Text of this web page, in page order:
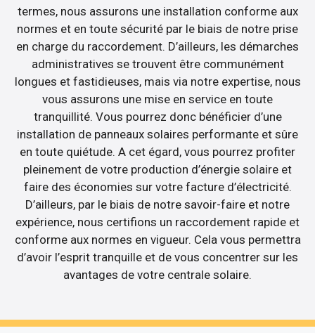
termes, nous assurons une installation conforme aux
normes et en toute sécurité par le biais de notre prise
en charge du raccordement. D’ailleurs, les démarches
administratives se trouvent être communément
longues et fastidieuses, mais via notre expertise, nous
vous assurons une mise en service en toute
tranquillité. Vous pourrez donc bénéficier d’une
installation de panneaux solaires performante et sûre
en toute quiétude. A cet égard, vous pourrez profiter
pleinement de votre production d’énergie solaire et
faire des économies sur votre facture d’électricité.
D’ailleurs, par le biais de notre savoir-faire et notre
expérience, nous certifions un raccordement rapide et
conforme aux normes en vigueur. Cela vous permettra
d’avoir l’esprit tranquille et de vous concentrer sur les
avantages de votre centrale solaire.